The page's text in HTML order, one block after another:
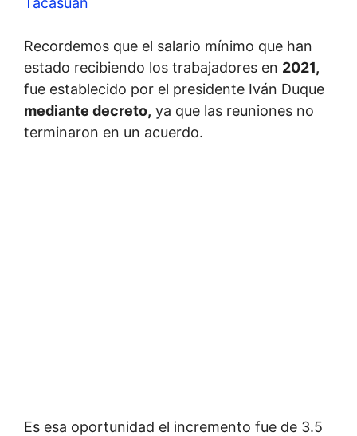
Recordemos que el salario mínimo que han
estado recibiendo los trabajadores en 2021,
fue establecido por el presidente Iván Duque
mediante decreto, ya que las reuniones no
terminaron en un acuerdo.
Es esa oportunidad el incremento fue de 3.5